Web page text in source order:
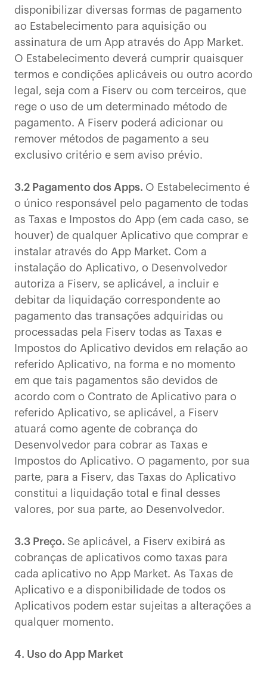
disponibilizar diversas formas de pagamento
ao Estabelecimento para aquisição ou
assinatura de um App através do App Market.
O Estabelecimento deverá cumprir quaisquer
termos e condições aplicáveis ou outro acordo
legal, seja com a Fiserv ou com terceiros, que
rege o uso de um determinado método de
pagamento. A Fiserv poderá adicionar ou
remover métodos de pagamento a seu
exclusivo critério e sem aviso prévio.
3.2 Pagamento dos Apps. O Estabelecimento é
o único responsável pelo pagamento de todas
as Taxas e Impostos do App (em cada caso, se
houver) de qualquer Aplicativo que comprar e
instalar através do App Market. Com a
instalação do Aplicativo, o Desenvolvedor
autoriza a Fiserv, se aplicável, a incluir e
debitar da liquidação correspondente ao
pagamento das transações adquiridas ou
processadas pela Fiserv todas as Taxas e
Impostos do Aplicativo devidos em relação ao
referido Aplicativo, na forma e no momento
em que tais pagamentos são devidos de
acordo com o Contrato de Aplicativo para o
referido Aplicativo, se aplicável, a Fiserv
atuará como agente de cobrança do
Desenvolvedor para cobrar as Taxas e
Impostos do Aplicativo. O pagamento, por sua
parte, para a Fiserv, das Taxas do Aplicativo
constitui a liquidação total e final desses
valores, por sua parte, ao Desenvolvedor.
3.3 Preço. Se aplicável, a Fiserv exibirá as
cobranças de aplicativos como taxas para
cada aplicativo no App Market. As Taxas de
Aplicativo e a disponibilidade de todos os
Aplicativos podem estar sujeitas a alterações a
qualquer momento.
4. Uso do App Market